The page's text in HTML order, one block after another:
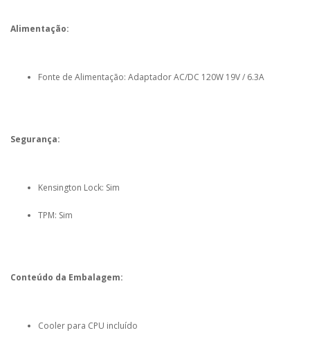
Alimentação:
Fonte de Alimentação: Adaptador AC/DC 120W 19V / 6.3A
Segurança:
Kensington Lock: Sim
TPM: Sim
Conteúdo da Embalagem:
Cooler para CPU incluído